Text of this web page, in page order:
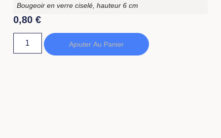
Bougeoir en verre ciselé, hauteur 6 cm
0,80 €
Ajouter Au Panier